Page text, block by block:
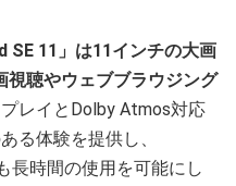
SE 11」は11インチの大画
視聴やウェブブラウジング
レイとDolby Atmos対応
る体験を提供し、
長時間の使用を可能にし